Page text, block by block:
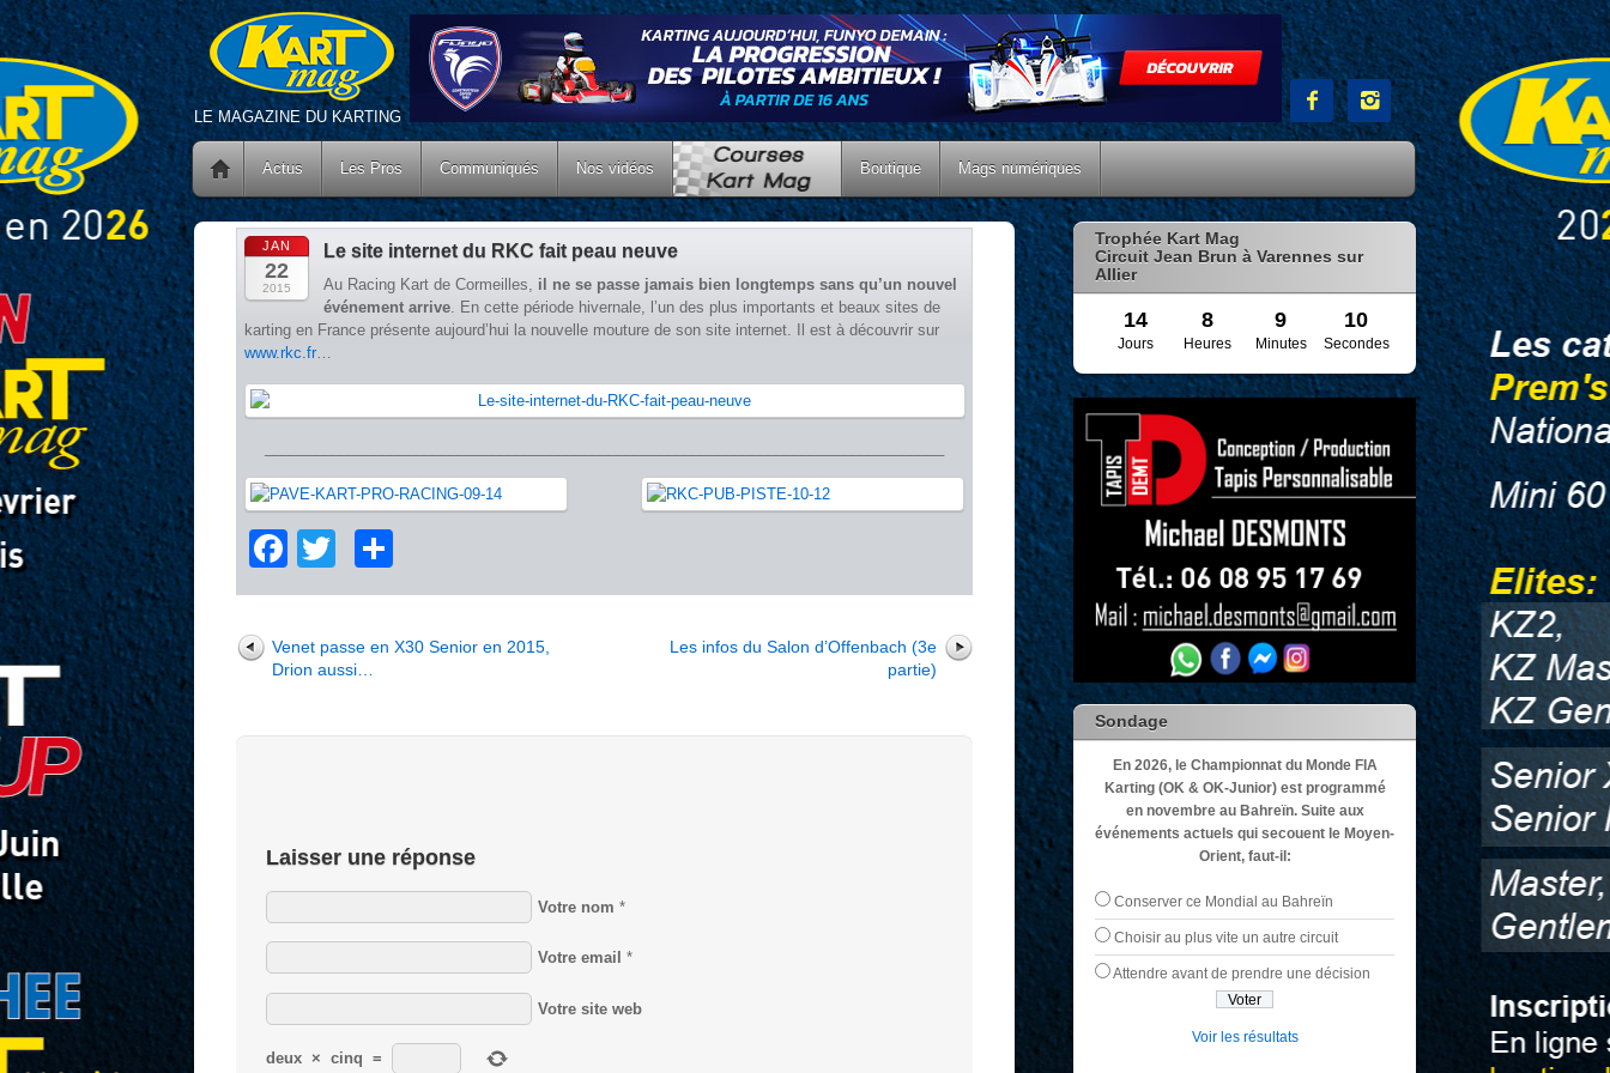
LE MAGAZINE DU KARTING
 
Actus Les Pros Communiqués Nos vidéos Boutique Mags numériques
JAN
22
2015
Le site internet du RKC fait peau neuve
Au Racing Kart de Cormeilles, il ne se passe jamais bien longtemps sans qu’un nouvel
événement arrive. En cette période hivernale, l’un des plus importants et beaux sites de
karting en France présente aujourd’hui la nouvelle mouture de son site internet. Il est à découvrir sur
www.rkc.fr…
Facebook
Twitter
Venet passe en X30 Senior en 2015,
Drion aussi…
Les infos du Salon d’Offenbach (3e
partie)
Laisser une réponse
Votre nom *
Votre email *
Votre site web
deux × cinq =
Trophée Kart Mag
Circuit Jean Brun à Varennes sur
Allier
14 8 9 9
Jours Heures Minutes Secondes
Sondage
En 2026, le Championnat du Monde FIA
Karting (OK & OK-Junior) est programmé
en novembre au Bahreïn. Suite aux
événements actuels qui secouent le Moyen-
Orient, faut-il:
Conserver ce Mondial au Bahreïn
Choisir au plus vite un autre circuit
Attendre avant de prendre une décision
Voir les résultats